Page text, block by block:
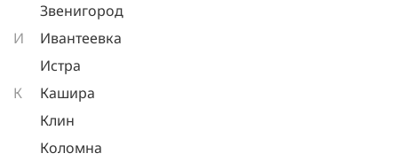
Звенигород
И
Ивантеевка
Истра
К
Кашира
Клин
Коломна